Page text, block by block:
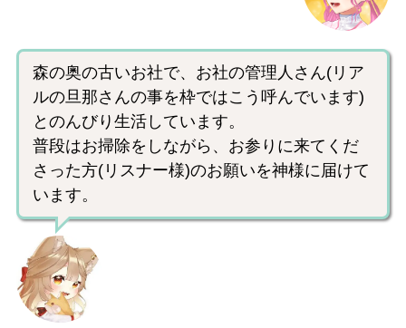
森の奥の古いお社で、お社の管理人さん(リア
ルの旦那さんの事を枠ではこう呼んでいます)
とのんびり生活しています。
普段はお掃除をしながら、お参りに来てくだ
さった方(リスナー様)のお願いを神様に届けて
います。